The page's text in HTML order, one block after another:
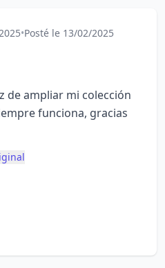
•Posté le 13/02/2025
de ampliar mi colección
funciona, gracias